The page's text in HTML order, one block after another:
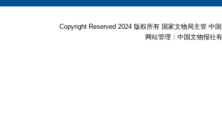
Copyright Reserved 2024 版权所有 国家文物局主管
网站管理：中国文物报社